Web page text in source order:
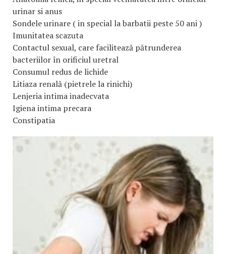
urinar si anus
Sondele urinare ( in special la barbatii peste 50 ani )
Imunitatea scazuta
Contactul sexual, care facilitează pătrunderea
bacteriilor în orificiul uretral
Consumul redus de lichide
Litiaza renală (pietrele la rinichi)
Lenjeria intima inadecvata
Igiena intima precara
Constipatia